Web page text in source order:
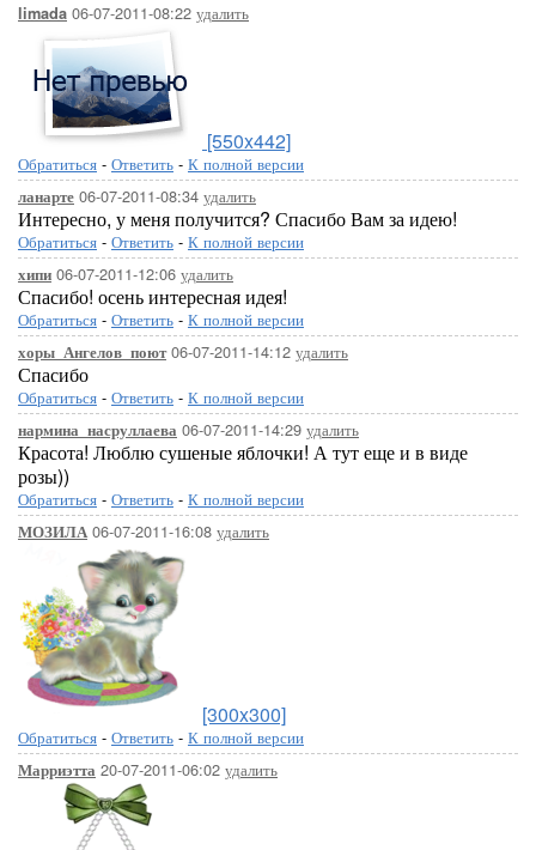
limada 06-07-2011-08:22 удалить
[550x442]
Обратиться - Ответить - К полной версии
ланарте 06-07-2011-08:34 удалить
Интересно, у меня получится? Спасибо Вам за идею!
Обратиться - Ответить - К полной версии
хипи 06-07-2011-12:06 удалить
Спасибо! осень интересная идея!
Обратиться - Ответить - К полной версии
хоры_Ангелов_поют06-07-2011-14:12 удалить
Спасибо
Обратиться - Ответить - К полной версии
нармина_насруллаева 06-07-2011-14:29 удалить
Красота! Люблю сушеные яблочки! А тут еще и в виде
розы))
Обратиться - Ответить - К полной версии
МОЗИЛА 06-07-2011-16:08 удалить
[300x300]
Обратиться - Ответить - К полной версии
Марриэтта 20-07-2011-06:02 удалить